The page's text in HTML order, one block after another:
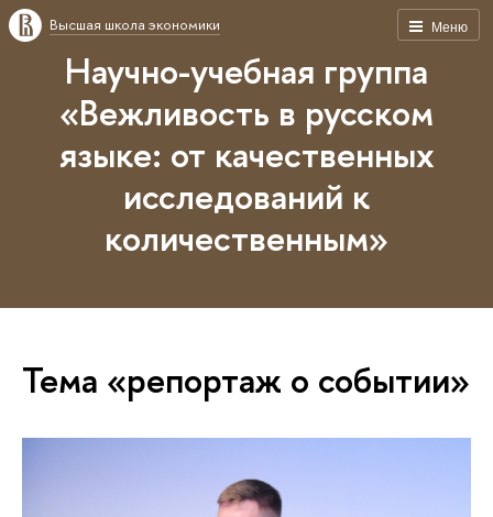
Меню
Высшая школа экономики
Научно-учебная группа
«Вежливость в русском
языке: от качественных
исследований к
количественным»
Тема «репортаж о событии»